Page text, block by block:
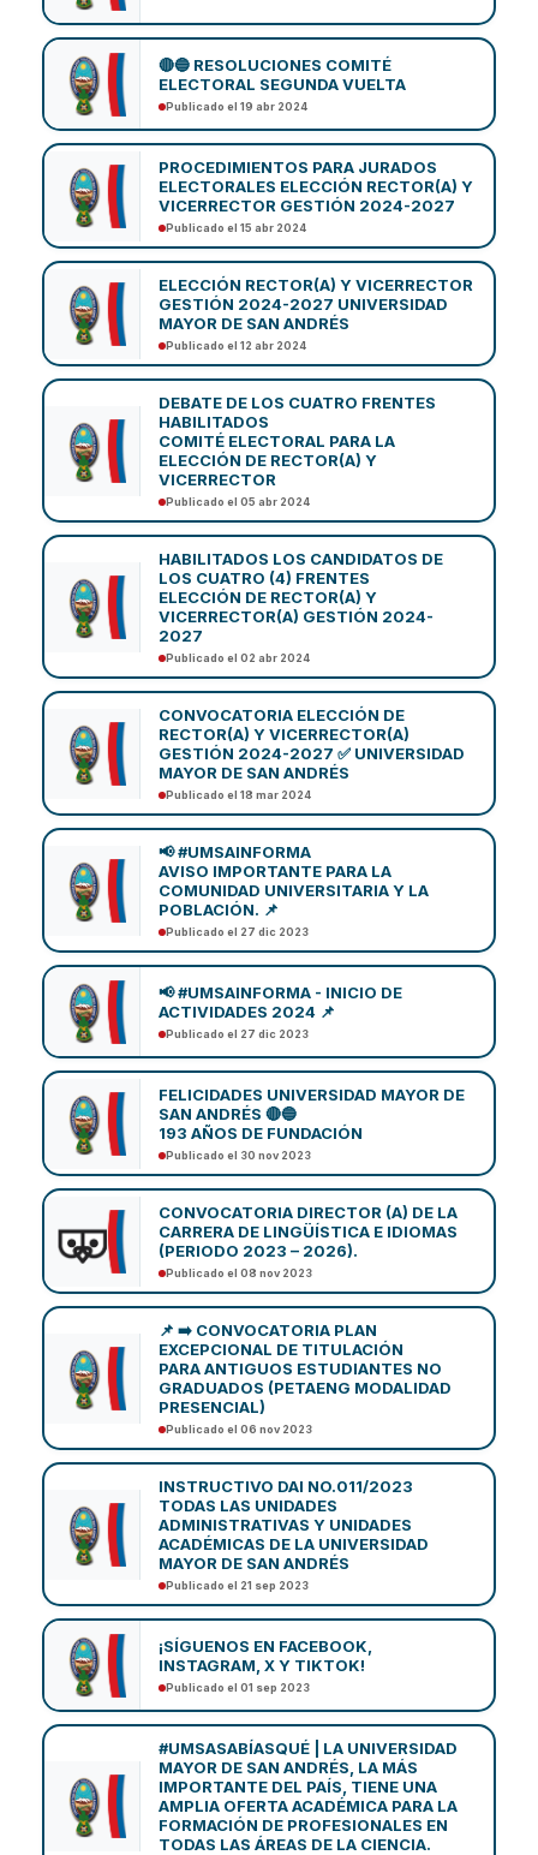
🔴🔵 RESOLUCIONES COMITÉ
ELECTORAL SEGUNDA VUELTA
Publicado el 19 abr 2024
PROCEDIMIENTOS PARA JURADOS
ELECTORALES ELECCIÓN RECTOR(A) Y
VICERRECTOR GESTIÓN 2024-2027
Publicado el 15 abr 2024
ELECCIÓN RECTOR(A) Y VICERRECTOR
GESTIÓN 2024-2027 UNIVERSIDAD
MAYOR DE SAN ANDRÉS
Publicado el 12 abr 2024
DEBATE DE LOS CUATRO FRENTES
HABILITADOS
COMITÉ ELECTORAL PARA LA
ELECCIÓN DE RECTOR(A) Y
VICERRECTOR
Publicado el 05 abr 2024
HABILITADOS LOS CANDIDATOS DE
LOS CUATRO (4) FRENTES
ELECCIÓN DE RECTOR(A) Y
VICERRECTOR(A) GESTIÓN 2024-
2027
Publicado el 02 abr 2024
CONVOCATORIA ELECCIÓN DE
RECTOR(A) Y VICERRECTOR(A)
GESTIÓN 2024-2027 ✅ UNIVERSIDAD
MAYOR DE SAN ANDRÉS
Publicado el 18 mar 2024
📢 #UMSAINFORMA
AVISO IMPORTANTE PARA LA
COMUNIDAD UNIVERSITARIA Y LA
POBLACIÓN. 📌
Publicado el 27 dic 2023
📢 #UMSAINFORMA - INICIO DE
ACTIVIDADES 2024 📌
Publicado el 27 dic 2023
FELICIDADES UNIVERSIDAD MAYOR DE
SAN ANDRÉS 🔴🔵
193 AÑOS DE FUNDACIÓN
Publicado el 30 nov 2023
CONVOCATORIA DIRECTOR (A) DE LA
CARRERA DE LINGÜÍSTICA E IDIOMAS
(PERIODO 2023 – 2026).
Publicado el 08 nov 2023
📌 ➡️ CONVOCATORIA PLAN
EXCEPCIONAL DE TITULACIÓN
PARA ANTIGUOS ESTUDIANTES NO
GRADUADOS (PETAENG MODALIDAD
PRESENCIAL)
Publicado el 06 nov 2023
INSTRUCTIVO DAI NO.011/2023
TODAS LAS UNIDADES
ADMINISTRATIVAS Y UNIDADES
ACADÉMICAS DE LA UNIVERSIDAD
MAYOR DE SAN ANDRÉS
Publicado el 21 sep 2023
¡SÍGUENOS EN FACEBOOK,
INSTAGRAM, X Y TIKTOK!
Publicado el 01 sep 2023
#UMSASABÍASQUÉ | LA UNIVERSIDAD
MAYOR DE SAN ANDRÉS, LA MÁS
IMPORTANTE DEL PAÍS, TIENE UNA
AMPLIA OFERTA ACADÉMICA PARA LA
FORMACIÓN DE PROFESIONALES EN
TODAS LAS ÁREAS DE LA CIENCIA.